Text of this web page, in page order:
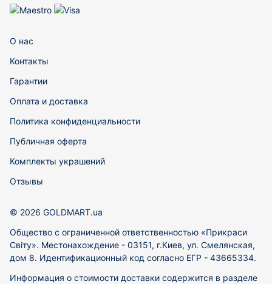
О нас
Контакты
Гарантии
Оплата и доставка
Политика конфиденциальности
Публичная оферта
Комплекты украшений
Отзывы
© 2026 GOLDMART.ua
Общество с ограниченной ответственностью «Прикраси
Світу». Местонахождение - 03151, г.Киев, ул. Смелянская,
дом 8. Идентификационный код согласно ЕГР - 43665334.
Информация о стоимости доставки содержится в разделе